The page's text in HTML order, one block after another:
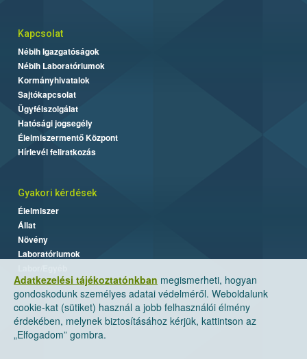
Adatkezelési tájékoztatónkban megismerheti, hogyan
gondoskodunk személyes adatai védelméről. Weboldalunk
cookie-kat (sütiket) használ a jobb felhasználói élmény
érdekében, melynek biztosításához kérjük, kattintson az
„Elfogadom” gombra.
Kapcsolat
Nébih Igazgatóságok
Nébih Laboratóriumok
Kormányhivatalok
Sajtókapcsolat
Ügyfélszolgálat
Hatósági jogsegély
Élelmiszermentő Központ
Hírlevél feliratkozás
Gyakori kérdések
Élelmiszer
Állat
Növény
Laboratóriumok